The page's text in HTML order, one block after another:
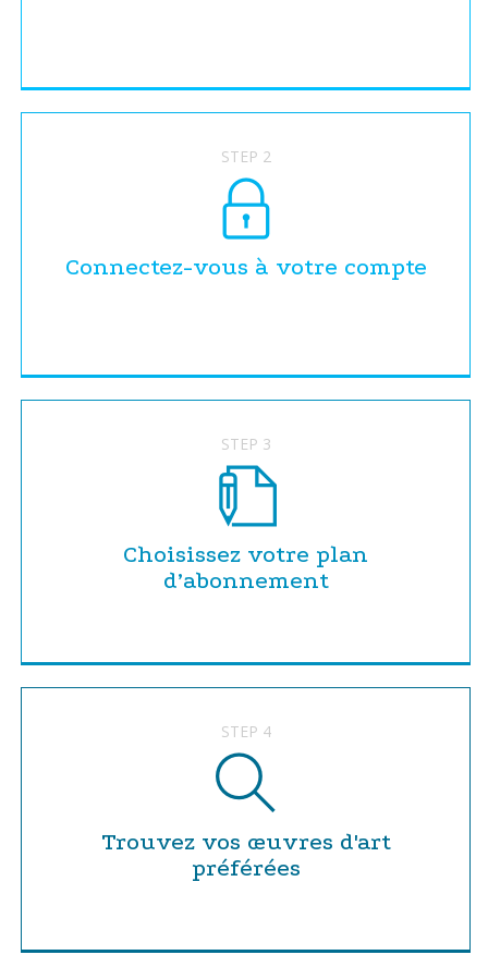
STEP 2
Connectez-vous à votre compte
STEP 3
Choisissez votre plan
d’abonnement
STEP 4
Trouvez vos œuvres d'art
préférées